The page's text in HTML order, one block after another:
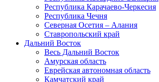
Республика Карачаево-Черкесия
Республика Чечня
Северная Осетия – Алания
Ставропольский край
Дальний Восток
Весь Дальний Восток
Амурская область
Еврейская автономная область
Камчатский край